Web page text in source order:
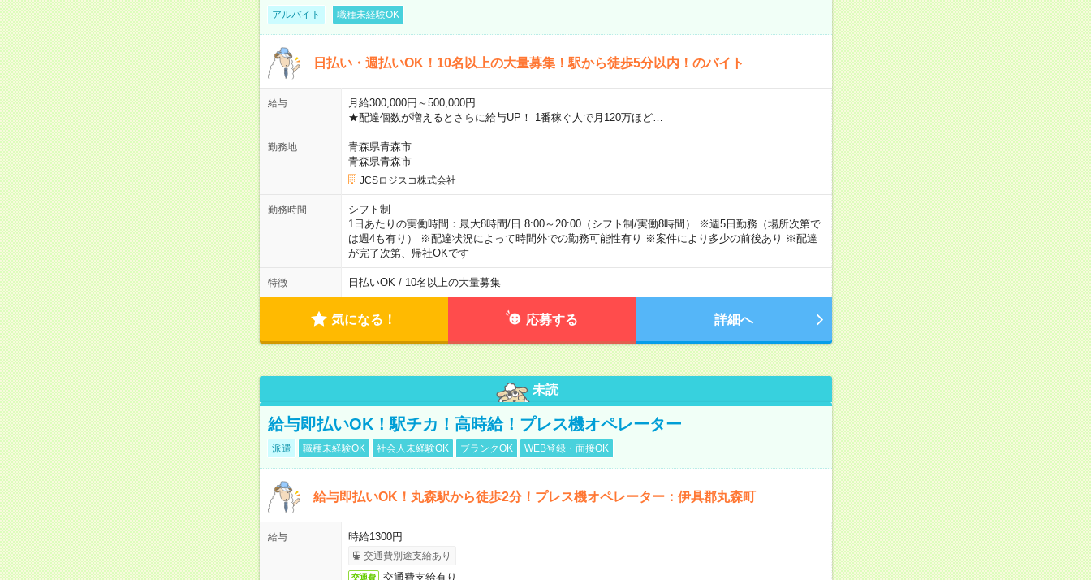
アルバイト 職種未経験OK
日払い・週払いOK！10名以上の大量募集！駅から徒歩5分以内！のバイト
給与
月給300,000円～500,000円
★配達個数が増えるとさらに給与UP！ 1番稼ぐ人で月120万ほど…
勤務地
青森県青森市
青森県青森市
JCSロジスコ株式会社
勤務時間
シフト制
1日あたりの実働時間：最大8時間/日 8:00～20:00（シフト制/実働8時間） ※週5日勤務（場所次第で
は週4も有り） ※配達状況によって時間外での勤務可能性有り ※案件により多少の前後あり ※配達
が完了次第、帰社OKです
特徴 日払いOK / 10名以上の大量募集
気になる！ 応募する 詳細へ
未読
給与即払いOK！駅チカ！高時給！プレス機オペレーター
派遣 職種未経験OK 社会人未経験OK ブランクOK WEB登録・面接OK
給与即払いOK！丸森駅から徒歩2分！プレス機オペレーター：伊具郡丸森町
給与 時給1300円
交通費別途支給あり
交通費 交通費支給有り